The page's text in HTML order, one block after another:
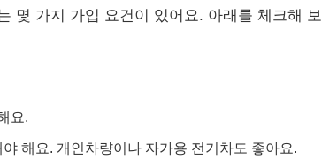
몇 가지 가입 요건이 있어요. 아래를 체크해 보
요.
해요. 개인차량이나 자가용 전기차도 좋아요.